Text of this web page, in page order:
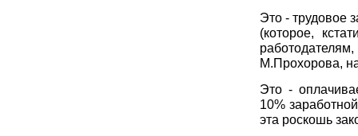
Это - трудовое
(которое,
М.Прохорова,
Это -
10%
эта роскошь